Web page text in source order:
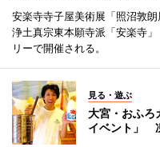
安楽寺寺子屋美術展「照沼敦
浄土真宗東本願寺派「安楽寺
リーで開催される。
見る・遊ぶ
大宮・おふろ
イベント」